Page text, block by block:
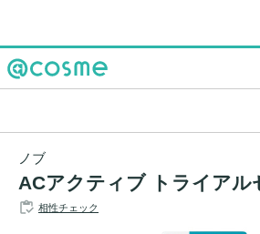
ノブ
ACアクティブ トライアル
相性チェック